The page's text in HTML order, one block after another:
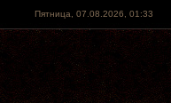
Пятница, 07.08.2026, 01:33